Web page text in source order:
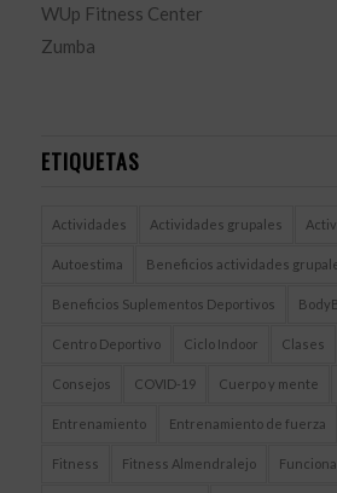
WUp Fitness Center
Zumba
ETIQUETAS
Actividades Actividades grupales
Autoestima Beneficios actividades
Beneficios Suplementos Deportivos
Centro Deportivo Ciclo Indoor Clases
Consejos COVID-19 Cuerpo y mente
Entrenamiento Entrenamiento de fuerza
Fitness Fitness Almendralejo